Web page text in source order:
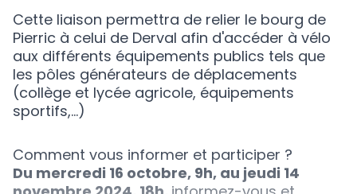
Cette liaison permettra de relier le bourg de
Pierric à celui de Derval afin d'accéder à vélo
aux différents équipements publics tels que
les pôles générateurs de déplacements
(collège et lycée agricole, équipements
sportifs,...)
Comment vous informer et participer ?
Du mercredi 16 octobre, 9h, au jeudi 14